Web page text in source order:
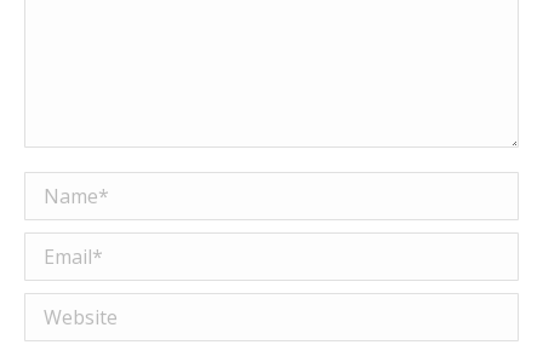
Name *
Email *
Website